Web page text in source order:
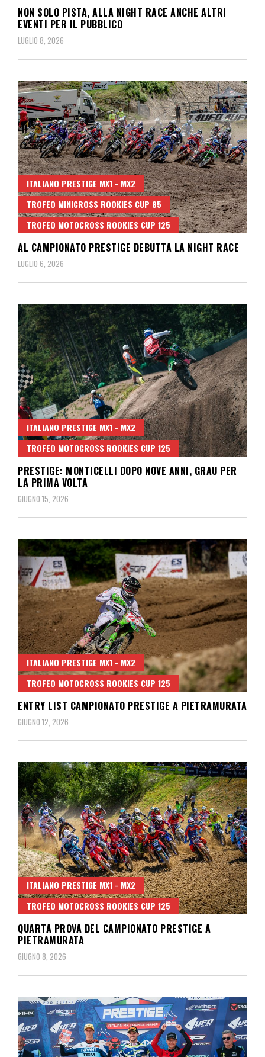
NON SOLO PISTA, ALLA NIGHT RACE ANCHE ALTRI
EVENTI PER IL PUBBLICO
LUGLIO 8, 2026
ITALIANO PRESTIGE MX1 - MX2
TROFEO MINICROSS ROOKIES CUP 85
TROFEO MOTOCROSS ROOKIES CUP 125
AL CAMPIONATO PRESTIGE DEBUTTA LA NIGHT RACE
LUGLIO 6, 2026
ITALIANO PRESTIGE MX1 - MX2
TROFEO MOTOCROSS ROOKIES CUP 125
PRESTIGE: MONTICELLI DOPO NOVE ANNI, GRAU PER
LA PRIMA VOLTA
GIUGNO 15, 2026
ITALIANO PRESTIGE MX1 - MX2
TROFEO MOTOCROSS ROOKIES CUP 125
ENTRY LIST CAMPIONATO PRESTIGE A PIETRAMURATA
GIUGNO 12, 2026
ITALIANO PRESTIGE MX1 - MX2
TROFEO MOTOCROSS ROOKIES CUP 125
QUARTA PROVA DEL CAMPIONATO PRESTIGE A
PIETRAMURATA
GIUGNO 8, 2026